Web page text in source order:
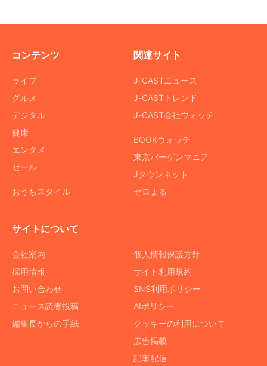
コンテンツ
ライフ
グルメ
デジタル
健康
エンタメ
セール
おうちスタイル
関連サイト
J-CASTニュース
J-CASTトレンド
J-CAST会社ウォッチ
BOOKウォッチ
東京バーゲンマニア
Jタウンネット
ゼロまる
サイトについて
会社案内
採用情報
お問い合わせ
ニュース読者投稿
編集長からの手紙
個人情報保護方針
サイト利用規約
SNS利用ポリシー
AIポリシー
クッキーの利用について
広告掲載
記事配信